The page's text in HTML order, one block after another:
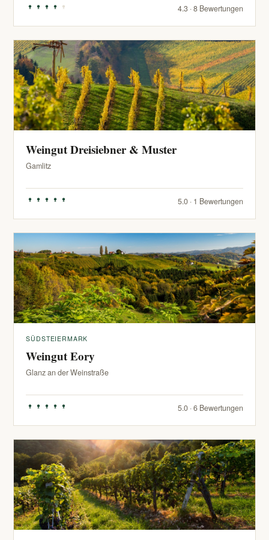
4.3 · 8 Bewertungen
Weingut Dreisiebner & Muster
Gamlitz
5.0 · 1 Bewertungen
SÜDSTEIERMARK
Weingut Eory
Glanz an der Weinstraße
5.0 · 6 Bewertungen